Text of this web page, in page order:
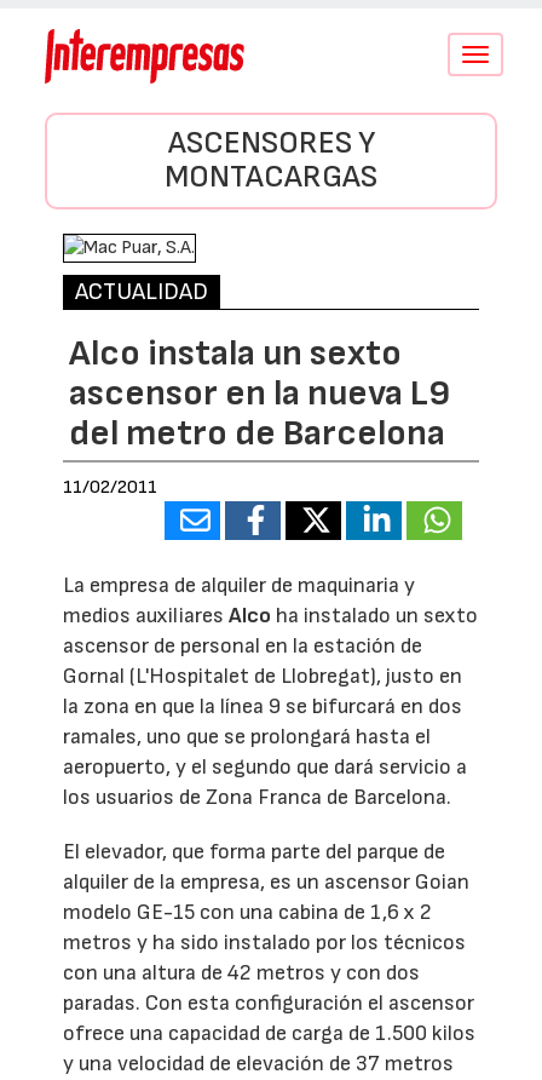
Conmutar
ASCENSORES Y
MONTACARGAS
ACTUALIDAD
Alco instala un sexto
ascensor en la nueva L9
del metro de Barcelona
11/02/2011
La empresa de alquiler de maquinaria y
medios auxiliaresAlco ha instalado un sexto
ascensor de personal en la estación de
Gornal (L'Hospitalet de Llobregat), justo en
la zona en que la línea 9 se bifurcará en dos
ramales, uno que se prolongará hasta el
aeropuerto, y el segundo que dará servicio a
los usuarios de Zona Franca de Barcelona.
El elevador, que forma parte del parque de
alquiler de la empresa, es un ascensor Goian
modelo GE-15 con una cabina de 1,6 x 2
metros y ha sido instalado por los técnicos
con una altura de 42 metros y con dos
paradas. Con esta configuración el ascensor
ofrece una capacidad de carga de 1.500 kilos
y una velocidad de elevación de 37 metros